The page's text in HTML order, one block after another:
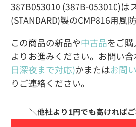
387B053010 (387B-053010)は
(STANDARD)製のCMP816用風
この商品の新品や中古品をご
よりお進みください。お問い合
日深夜まで対応)かまたはお問
りご連絡ください。